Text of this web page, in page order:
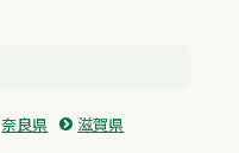
奈良県
滋賀県